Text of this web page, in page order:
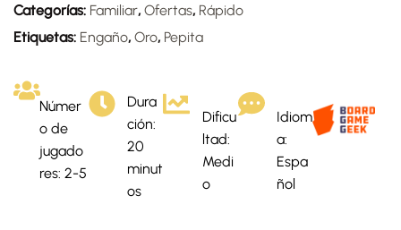
Categorías: Familiar, Ofertas, Rápido
Etiquetas: Engaño, Oro, Pepita
Númer
o de
jugado
res: 2-5
Dura
ción:
20
minut
os
Dificu
ltad:
Medi
o
Idiom
a:
Espa
ñol